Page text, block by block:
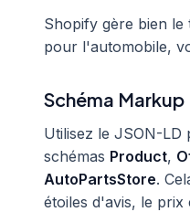
Shopify gère bien le
pour l'automobile,
Schéma Markup
Utilisez le JSON-LD
schémas Product,
AutoPartsStore.
étoiles d'avis, le prix